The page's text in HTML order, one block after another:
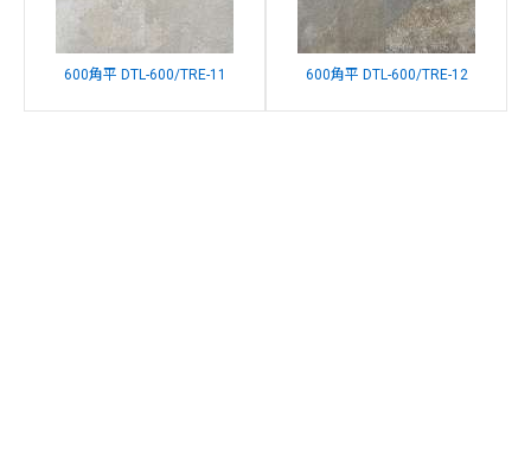
600角平 DTL-600/TRE-11 600角平 DTL-600/TRE-12